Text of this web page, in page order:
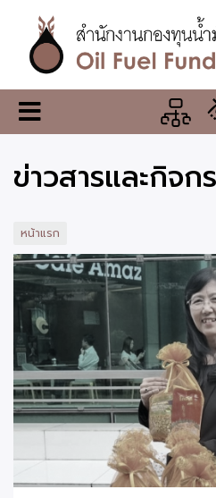
เนื้อหา
หลักสำนักงาน
กองทุน
น้ำมัน
เพลิง
ข่าวสารและกิจ
หน้าแรก